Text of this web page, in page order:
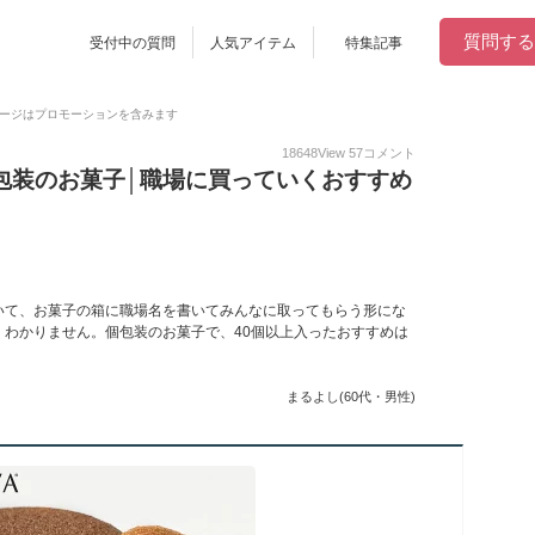
受付中の質問 人気アイテム 特集記事 質問する
ジはプロモーションを含みます
18648View 57コメント
装のお菓子│職場に買っていくおすすめ
、お菓子の箱に職場名を書いてみんなに取ってもらう形にな
かりません。個包装のお菓子で、40個以上入ったおすすめは
まるよし(60代・男性)